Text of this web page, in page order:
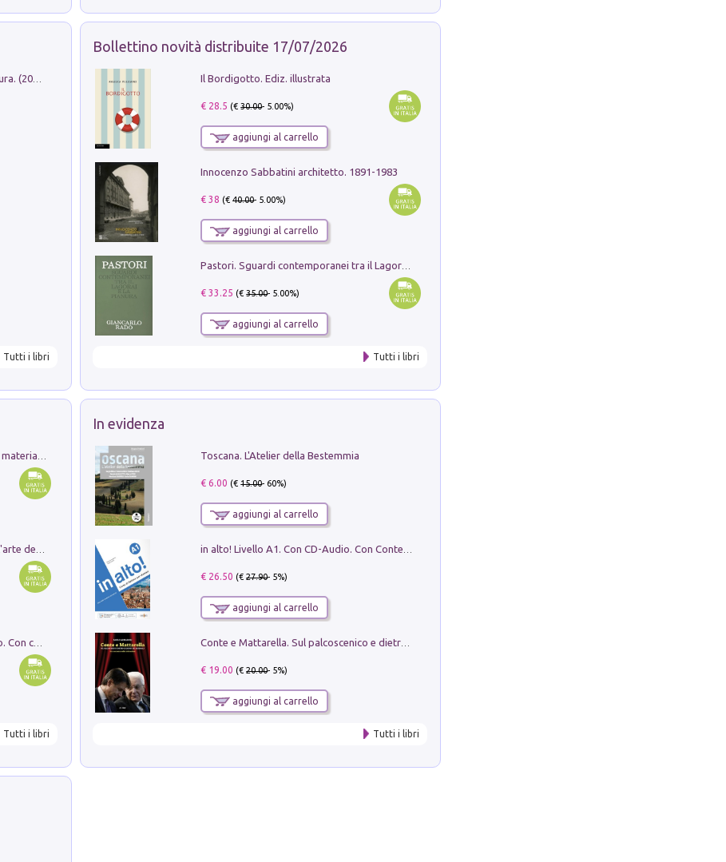
Dromos. Libro periodico di architettura. (2026). Vol. 15: Post-model
Tutti i libri
Bollettino novità distribuite 17/07/2026
Il Bordigotto. Ediz. illustrata
€ 28.5 (€30.00- 5.00%)
aggiungi al carrello
Innocenzo Sabbatini architetto. 1891-1983
€ 38 (€40.00- 5.00%)
aggiungi al carrello
€ 33.25 (€35.00- 5.00%)
aggiungi al carrello
Tutti i libri
I monumenti funerari del Lazio antico. Con cartella con tavole
Tutti i libri
In evidenza
Toscana. L'Atelier della Bestemmia
€ 6.00 (€15.00- 60%)
aggiungi al carrello
€ 26.50 (€27.90- 5%)
aggiungi al carrello
€ 19.00 (€20.00- 5%)
aggiungi al carrello
Tutti i libri